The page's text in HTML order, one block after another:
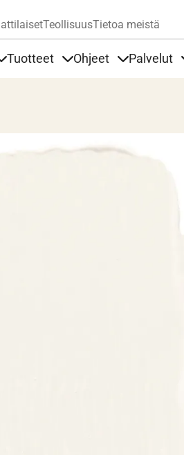
TeollisuusTietoa meistä
Tuotteet Ohjeet Palvelut